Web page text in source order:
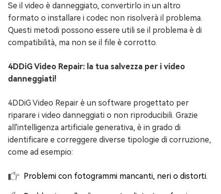
Se il video è danneggiato, convertirlo in un altro
formato o installare i codec non risolverà il problema.
Questi metodi possono essere utili se il problema è di
compatibilità, ma non se il file è corrotto.
4DDiG Video Repair: la tua salvezza per i video
danneggiati!
4DDiG Video Repair è un software progettato per
riparare i video danneggiati o non riproducibili. Grazie
all'intelligenza artificiale generativa, è in grado di
identificare e correggere diverse tipologie di corruzione,
come ad esempio:
Problemi con fotogrammi mancanti, neri o distorti.